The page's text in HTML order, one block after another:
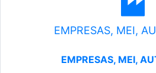
EMPRESAS, MEI,
EMPRESAS, MEI,